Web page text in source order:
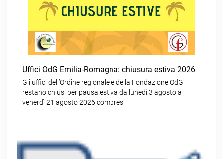
Uffici OdG Emilia-Romagna: chiusura estiva 2026
Gli uffici dell’Ordine regionale e della Fondazione OdG
restano chiusi per pausa estiva da lunedì 3 agosto a
venerdì 21 agosto 2026 compresi